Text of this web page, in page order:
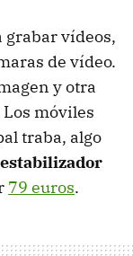
grabar vídeos,
de vídeo.
y otra
móviles
traba, algo
estabilizador
79 euros.